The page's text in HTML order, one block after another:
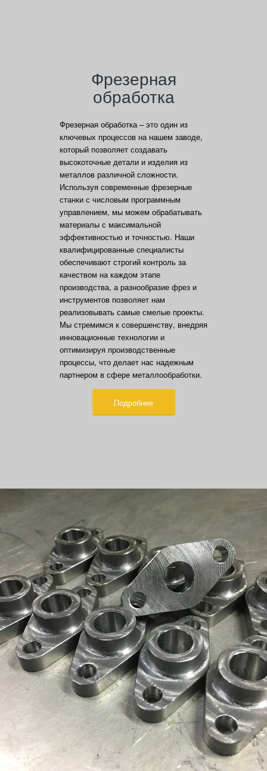
Фрезерная
обработка
Фрезерная обработка – это один из
ключевых процессов на нашем заводе,
который позволяет создавать
высокоточные детали и изделия из
металлов различной сложности.
Используя современные фрезерные
станки с числовым программным
управлением, мы можем обрабатывать
материалы с максимальной
эффективностью и точностью. Наши
квалифицированные специалисты
обеспечивают строгий контроль за
качеством на каждом этапе
производства, а разнообразие фрез и
инструментов позволяет нам
реализовывать самые смелые проекты.
Мы стремимся к совершенству, внедряя
инновационные технологии и
оптимизируя производственные
процессы, что делает нас надежным
партнером в сфере металлообработки.
Подробнее